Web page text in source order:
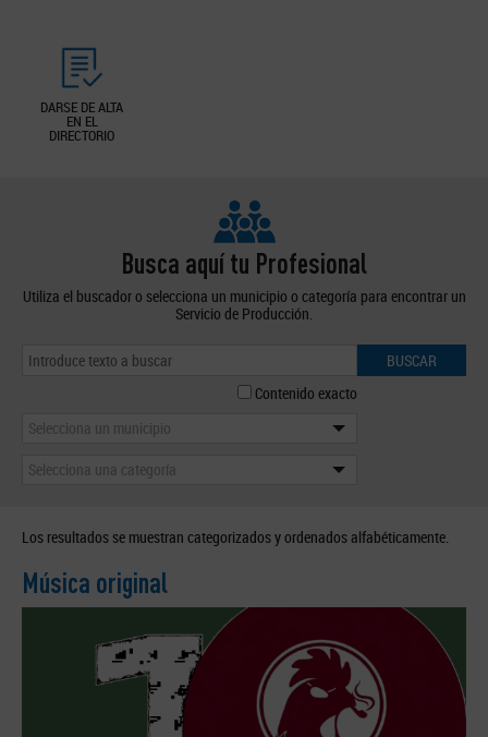
DARSE DE ALTA
EN EL
DIRECTORIO
Busca aquí tu Profesional
Utiliza el buscador o selecciona un municipio o categoría para encontrar un
Servicio de Producción.
BUSCAR
Contenido exacto
Selecciona un municipio
Selecciona una categoría
Los resultados se muestran categorizados y ordenados alfabéticamente.
Música original